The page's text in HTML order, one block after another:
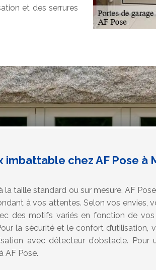
et des serrures
chez AF Pose à
taille standard ou sur mesure, AF
à vos attentes. Selon vos envies,
des motifs variés en fonction de
la sécurité et le confort d’utilisation,
avec détecteur d’obstacle.
AF Pose.